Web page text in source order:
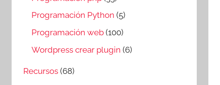
Programación Python (5)
Programación web (100)
Wordpress crear plugin (6)
Recursos (68)